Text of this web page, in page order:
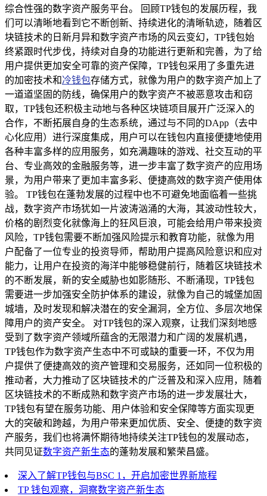
综合性强的数字资产服务平台。 回顾TP钱包的发展历程，我
们可以清晰地看到它不断创新、持续进化的清晰轨迹，随着区
块链技术的日新月异和数字资产市场的风云变幻，TP钱包始
终紧跟时代步伐，持续对自身的功能进行更新和完善，为了给
用户提供更加安全可靠的资产保障，TP钱包采用了多重先进
的加密技术和冷钱包存储方式，就像为用户的数字资产加上了
一道道坚固的防线，确保用户的数字资产不被恶意攻击和窃
取，TP钱包还积极主动地与各种区块链项目展开广泛深入的
合作，不断拓展自身的生态系统，通过与不同的DApp（去中
心化应用）进行深度集成，用户可以在钱包内直接便捷地使用
各种丰富多样的应用服务，如充满趣味的游戏、社交互动的平
台、专业高效的金融服务等，进一步丰富了数字资产的应用场
景，为用户带来了更加丰富多彩、便捷高效的数字资产使用体
验。 TP钱包在蓬勃发展的过程中也不可避免地面临着一些挑
战，数字资产市场犹如一片波涛汹涌的大海，其波动性较大，
价格的剧烈变化就像海上的狂风巨浪，可能会给用户带来投资
风险，TP钱包需要不断加强风险提示和教育功能，就像为用
户配备了一位专业的投资导师，帮助用户提高风险意识和应对
能力，让用户在投资的海洋中能够稳健前行，随着区块链技术
的不断发展，新的安全威胁也如影随形、不断涌现，TP钱包
需要进一步加强安全防护体系的建设，就像为自己的城堡加固
城墙，及时发现和解决潜在的安全漏洞，全方位、多层次地保
障用户的资产安全。 对TP钱包的深入观察，让我们深刻地感
受到了数字资产领域所蕴含的无限潜力和广阔的发展机遇，
TP钱包作为数字资产生态中不可或缺的重要一环，不仅为用
户提供了便捷高效的资产管理和交易服务，还如同一位积极的
推动者，大力推动了区块链技术的广泛普及和深入应用，随着
区块链技术的不断成熟和数字资产市场的进一步发展壮大，
TP钱包有望在服务功能、用户体验和安全保障等方面实现更
大的突破和跨越，为用户带来更加优质、安全、便捷的数字资
产服务，我们也将满怀期待地持续关注TP钱包的发展动态，
共同见证数字资产新生态的蓬勃发展和繁荣昌盛。
深入了解TP钱包与BSC 1，开启加密世界新旅程
TP 钱包观察，洞察数字资产新生态